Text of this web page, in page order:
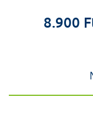
8.900